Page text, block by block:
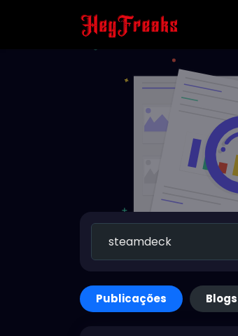
Publicações Blogs